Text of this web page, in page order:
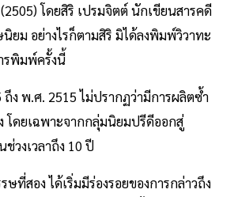
โดยสิริ เปรมจิตต์ นักเขียนสารคดี
ยม อย่างไรก็ตามสิริ มิได้ลงพิมพ์วิวาทะ
รพิมพ์ครั้งนี้
ง พ.ศ. 2515 ไม่ปรากฏว่ามีการผลิตซ้ำ
โดยเฉพาะจากกลุ่มนิยมปรีดีออกสู่
วงเวลาถึง 10 ปี
ษที่สอง ได้เริ่มมีร่องรอยของการกล่าวถึง